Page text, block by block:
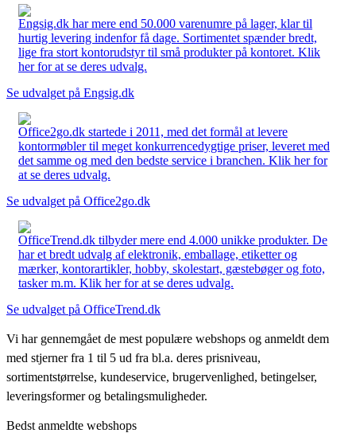
Engsig.dk har mere end 50.000 varenumre på lager, klar til
hurtig levering indenfor få dage. Sortimentet spænder bredt,
lige fra stort kontorudstyr til små produkter på kontoret. Klik
her for at se deres udvalg.
Se udvalget på Engsig.dk
Office2go.dk startede i 2011, med det formål at levere
kontormøbler til meget konkurrencedygtige priser, leveret med
det samme og med den bedste service i branchen. Klik her for
at se deres udvalg.
Se udvalget på Office2go.dk
OfficeTrend.dk tilbyder mere end 4.000 unikke produkter. De
har et bredt udvalg af elektronik, emballage, etiketter og
mærker, kontorartikler, hobby, skolestart, gæstebøger og foto,
tasker m.m. Klik her for at se deres udvalg.
Se udvalget på OfficeTrend.dk
Vi har gennemgået de mest populære webshops og anmeldt dem
med stjerner fra 1 til 5 ud fra bl.a. deres prisniveau,
sortimentstørrelse, kundeservice, brugervenlighed, betingelser,
leveringsformer og betalingsmuligheder.
Bedst anmeldte webshops